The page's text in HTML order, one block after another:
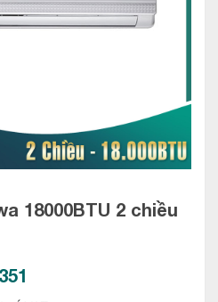
18000BTU 2 chiều